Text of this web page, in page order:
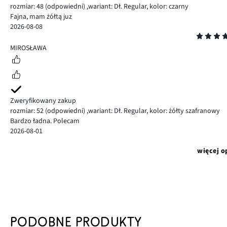
rozmiar: 48 (odpowiedni) ,wariant: Dł. Regular, kolor: czarny
Fajna, mam żółtą juz
2026-08-08
5
MIROSŁAWA
Zweryfikowany zakup
rozmiar: 52 (odpowiedni) ,wariant: Dł. Regular, kolor: żółty szafranowy
Bardzo ładna. Polecam
2026-08-01
więcej
PODOBNE PRODUKTY